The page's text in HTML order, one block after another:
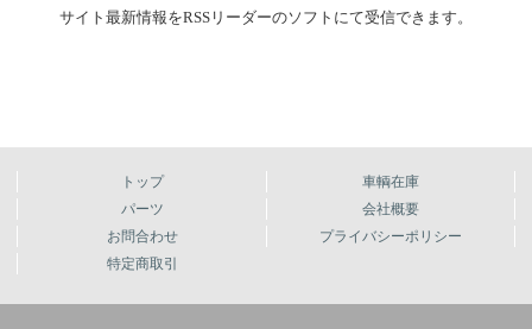
サイト最新情報をRSSリーダーのソフトにて受信できます。
トップ
車輌在庫
パーツ
会社概要
お問合わせ
プライバシーポリシー
特定商取引